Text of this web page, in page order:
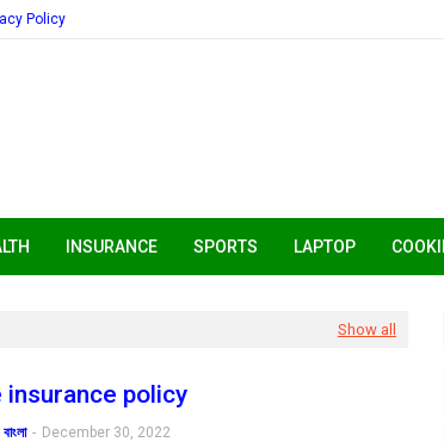
Policy
INSURANCE SPORTS LAPTOP
Show all
insurance policy
- December 30, 2022